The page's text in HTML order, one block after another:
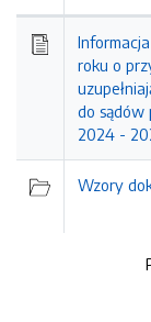
Kolejność
roku o
do sądów
2024 -
Wzory